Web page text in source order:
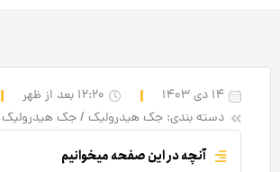
14 دی 1403 12:20 بعد از ظهر
دسته بندی: جک‌ هیدرولیک /جک
آنچه در این صفحه میخوانیم